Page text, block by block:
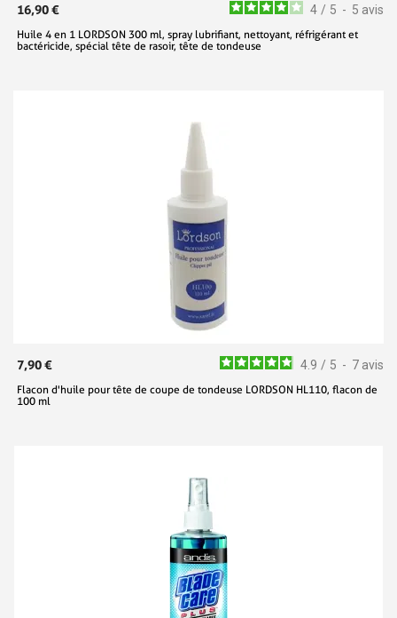
4 / 5 - 5 avis
16,90 €
Huile 4 en 1 LORDSON 300 ml, spray lubrifiant, nettoyant, réfrigérant et
bactéricide, spécial tête de rasoir, tête de tondeuse
4.9 / 5 - 7 avis
7,90 €
Flacon d'huile pour tête de coupe de tondeuse LORDSON HL110, flacon de
100 ml